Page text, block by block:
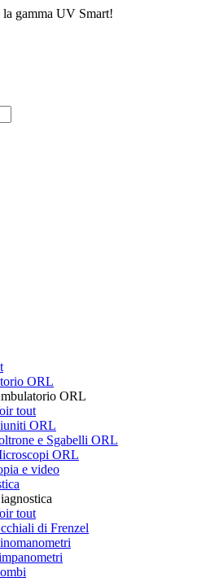
gamma UV Smart!
ORL
ORL
tout
ORL
e Sgabelli ORL
ORL
e video
tout
di Frenzel